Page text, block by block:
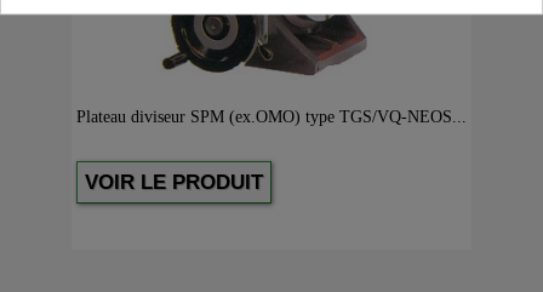
Plateau diviseur SPM (ex.OMO) type TGS/VQ-NEOS...
VOIR LE PRODUIT